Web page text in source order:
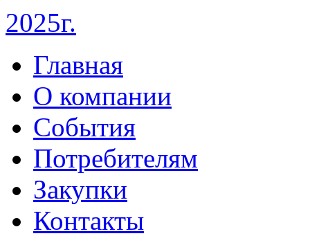
2025г.
Главная
О компании
События
Потребителям
Закупки
Контакты